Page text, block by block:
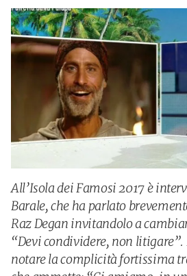
All’Isola dei Famosi 2017 è
Barale, che ha parlato
Raz Degan invitandolo a
“Devi condividere, non
notare la complicità fortissima